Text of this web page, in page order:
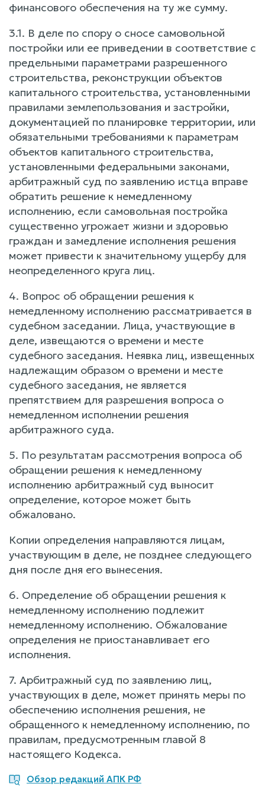
финансового обеспечения на ту же сумму.
3.1. В деле по спору о сносе самовольной
постройки или ее приведении в соответствие с
предельными параметрами разрешенного
строительства, реконструкции объектов
капитального строительства, установленными
правилами землепользования и застройки,
документацией по планировке территории, или
обязательными требованиями к параметрам
объектов капитального строительства,
установленными федеральными законами,
арбитражный суд по заявлению истца вправе
обратить решение к немедленному
исполнению, если самовольная постройка
существенно угрожает жизни и здоровью
граждан и замедление исполнения решения
может привести к значительному ущербу для
неопределенного круга лиц.
4. Вопрос об обращении решения к
немедленному исполнению рассматривается в
судебном заседании. Лица, участвующие в
деле, извещаются о времени и месте
судебного заседания. Неявка лиц, извещенных
надлежащим образом о времени и месте
судебного заседания, не является
препятствием для разрешения вопроса о
немедленном исполнении решения
арбитражного суда.
5. По результатам рассмотрения вопроса об
обращении решения к немедленному
исполнению арбитражный суд выносит
определение, которое может быть
обжаловано.
Копии определения направляются лицам,
участвующим в деле, не позднее следующего
дня после дня его вынесения.
6. Определение об обращении решения к
немедленному исполнению подлежит
немедленному исполнению. Обжалование
определения не приостанавливает его
исполнения.
7. Арбитражный суд по заявлению лиц,
участвующих в деле, может принять меры по
обеспечению исполнения решения, не
обращенного к немедленному исполнению, по
правилам, предусмотренным главой 8
настоящего Кодекса.
Обзор редакций АПК РФ